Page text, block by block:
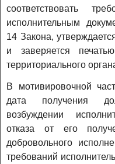
соответствовать
исполнительным
14 Закона,
и заверяется
территориального
В мотивировочной
дата получения
возбуждении
отказа от его
добровольного
требований